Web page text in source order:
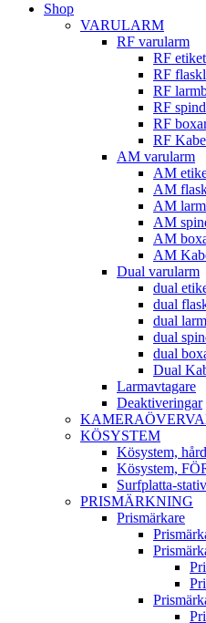
Shop
VARULARM
RF varularm
RF
RF
RF
RF
RF
RF
AM varularm
AM
AM
AM
AM
AM
AM
Dual varularm
dual
dual
dual
dual
dual
Dual
Larmavtagare
Deaktiveringar
KÖSYSTEM
Kösystem,
Kösystem,
Surfplatta-stativ
PRISMÄRKNING
Prismärkare